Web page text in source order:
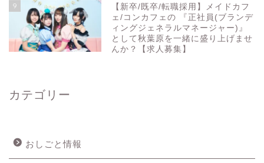
9
【新卒/既卒/転職採用】メイドカフ
ェ/コンカフェの 『正社員(ブランデ
ィングジェネラルマネージャー)』
として秋葉原を一緒に盛り上げませ
んか？【求人募集】
カテゴリー
おしごと情報